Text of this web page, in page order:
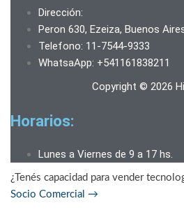
Dirección:
Peron 630, Ezeiza, Buenos
Telefono: 11-7544-9333
WhatsaApp: +541161838211
Copyright © 2026
Horarios:
Lunes a Viernes de 9 a 17 hs.
¿Tenés capacidad para vender
Socio Comercial →